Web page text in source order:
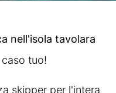
nell'isola tavolara
tuo!
skipper per l'intera